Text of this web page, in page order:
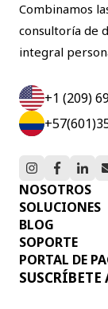
Combinamos
consultoría de
integral
+1 (209)
NOSOTROS
SOLUCIONES
BLOG
SOPORTE
PORTAL DE
SUSCRÍBETE